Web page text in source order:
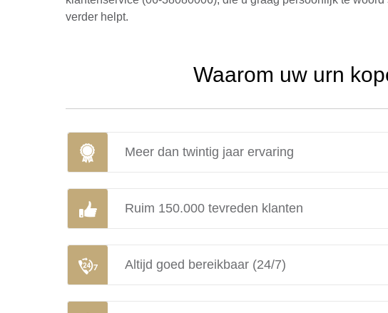
verder helpt.
Waarom uw urn
Meer dan twintig jaar ervaring
Ruim 150.000 tevreden klanten
Altijd goed bereikbaar (24/7)